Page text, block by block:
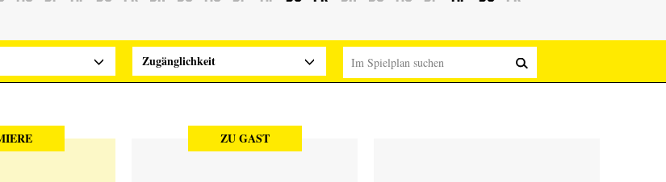
Zugänglichkeit
ZU GAST